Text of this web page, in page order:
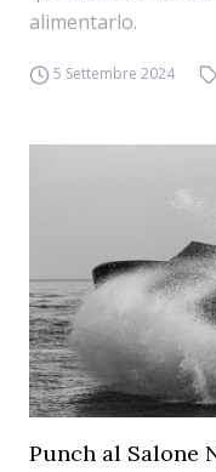
alimentarlo.
5 Settembre 2024
Punch al Salone